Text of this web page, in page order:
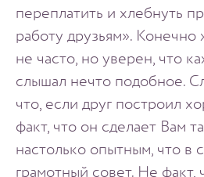
переплатить и хлебнуть
работу друзьям». Конечно
не часто, но уверен, что
слышал нечто подобное.
что, если друг построил
факт, что он сделает Вам
настолько опытным, что в
грамотный совет. Не факт,